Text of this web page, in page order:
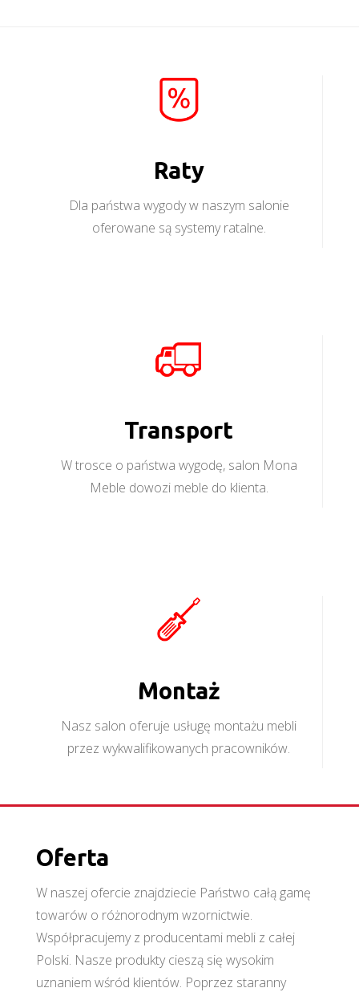
Raty
Dla państwa wygody w naszym salonie
oferowane są systemy ratalne.
Transport
W trosce o państwa wygodę, salon Mona
Meble dowozi meble do klienta.
Montaż
Nasz salon oferuje usługę montażu mebli
przez wykwalifikowanych pracowników.
Oferta
W naszej ofercie znajdziecie Państwo całą gamę
towarów o różnorodnym wzornictwie.
Współpracujemy z producentami mebli z całej
Polski. Nasze produkty cieszą się wysokim
uznaniem wśród klientów. Poprzez staranny